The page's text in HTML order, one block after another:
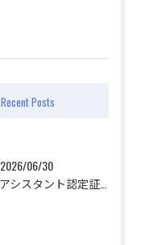
Recent Posts
2026/06/30
【アシスタント認定証授与式】